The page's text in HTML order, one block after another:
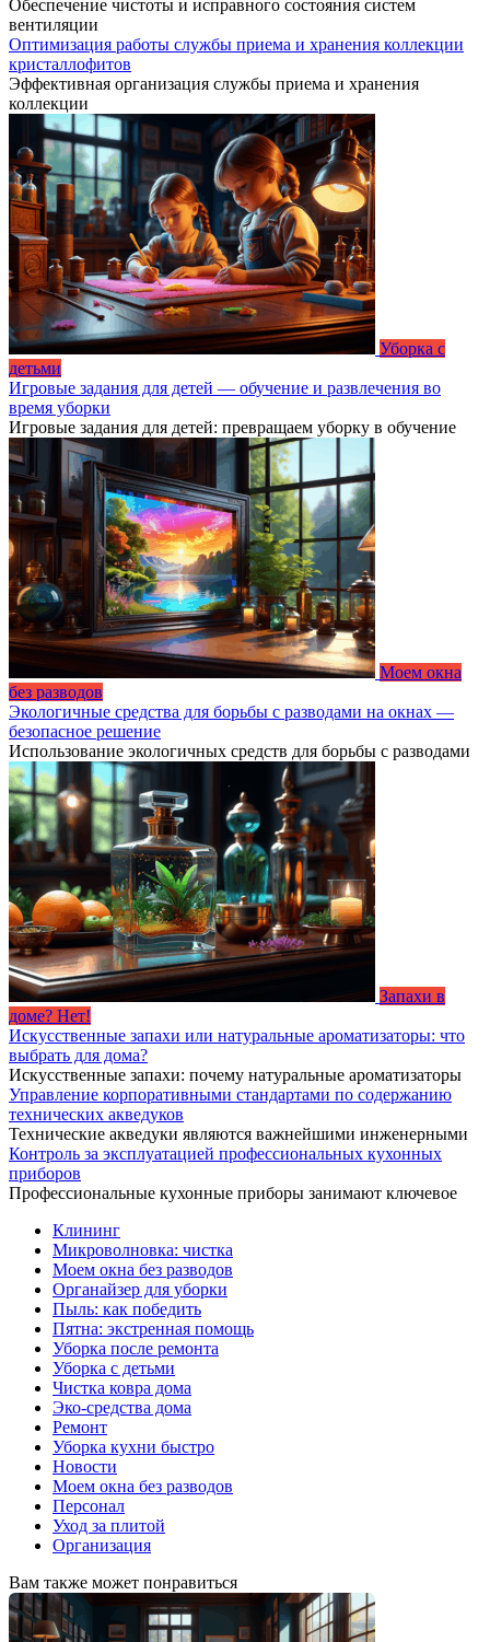
Обеспечение чистоты и исправного состояния систем
вентиляции
Оптимизация работы службы приема и хранения коллекции
кристаллофитов
Эффективная организация службы приема и хранения
коллекции
Уборка с
детьми
Игровые задания для детей — обучение и развлечения во
время уборки
Игровые задания для детей: превращаем уборку в обучение
Моем окна
без разводов
Экологичные средства для борьбы с разводами на окнах —
безопасное решение
Использование экологичных средств для борьбы с разводами
Запахи в
доме? Нет!
Искусственные запахи или натуральные ароматизаторы: что
выбрать для дома?
Искусственные запахи: почему натуральные ароматизаторы
Управление корпоративными стандартами по содержанию
технических акведуков
Технические акведуки являются важнейшими инженерными
Контроль за эксплуатацией профессиональных кухонных
приборов
Профессиональные кухонные приборы занимают ключевое
Клининг
Микроволновка: чистка
Моем окна без разводов
Органайзер для уборки
Пыль: как победить
Пятна: экстренная помощь
Уборка после ремонта
Уборка с детьми
Чистка ковра дома
Эко-средства дома
Ремонт
Уборка кухни быстро
Новости
Моем окна без разводов
Персонал
Уход за плитой
Организация
Вам также может понравиться